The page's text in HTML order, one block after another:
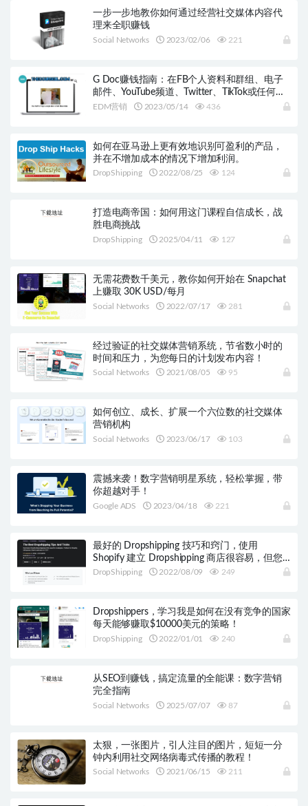
一步一步地教你如何通过经营社交媒体内容代
理来全职赚钱
Social Networks 2023/02/06 221
G Doc赚钱指南：在FB个人资料和群组、电子
邮件、YouTube频道、Twitter、TikTok或任何有
潜在销售额的观众所在的地方运作！
EDM营销 2023/05/14 436
如何在亚马逊上更有效地识别可盈利的产品，
并在不增加成本的情况下增加利润。
DropShipping 2022/08/25 124
打造电商帝国：如何用这门课程自信成长，战
胜电商挑战
DropShipping 2025/04/11 127
无需花费数千美元，教你如何开始在 Snapchat
上赚取 30K USD/每月
Social Networks 2022/07/17 281
经过验证的社交媒体营销系统，节省数小时的
时间和压力，为您每日的计划发布内容！
Social Networks 2021/08/05 95
如何创立、成长、扩展一个六位数的社交媒体
营销机构
Social Networks 2023/06/17 103
震撼来袭！数字营销明星系统，轻松掌握，带
你超越对手！
Google ADS 2023/04/18 221
最好的 Dropshipping 技巧和窍门，使用
Shopify 建立 Dropshipping 商店很容易，但您
的目标不仅仅是建立 Dropshipping 商店！
DropShipping 2022/08/09 249
Dropshippers，学习我是如何在没有竞争的国家
每天能够赚取$10000美元的策略！
DropShipping 2022/01/01 240
从SEO到赚钱，搞定流量的全能课：数字营销
完全指南
Social Networks 2025/07/07 87
太狠，一张图片，引人注目的图片，短短一分
钟内利用社交网络病毒式传播的教程！
Social Networks 2021/06/15 211